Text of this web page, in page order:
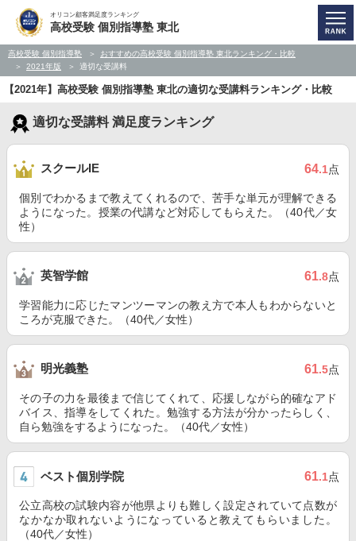
オリコン顧客満足度ランキング
高校受験 個別指導塾 東北
高校受験 個別指導塾
おすすめの高校受験 個別指導塾 東北ランキング・比較
2021年版
適切な受講料
【2021年】高校受験 個別指導塾 東北の適切な受講料ランキング・比較
適切な受講料 満足度ランキング
スクールIE 64.1点
個別でわかるまで教えてくれるので、苦手な単元が理解できる
ようになった。授業の代講など対応してもらえた。（40代／女
性）
英智学館 61.8点
学習能力に応じたマンツーマンの教え方で本人もわからないと
ころが克服できた。（40代／女性）
明光義塾 61.5点
その子の力を最後まで信じてくれて、応援しながら的確なアド
バイス、指導をしてくれた。勉強する方法が分かったらしく、
自ら勉強をするようになった。（40代／女性）
ベスト個別学院 61.1点
公立高校の試験内容が他県よりも難しく設定されていて点数が
なかなか取れないようになっていると教えてもらいました。
（40代／女性）